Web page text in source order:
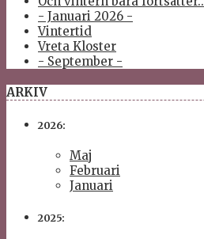
- Januari 2026 -
Vintertid
Vreta Kloster
- September -
ARKIV
2026:
Maj
Februari
Januari
2025: